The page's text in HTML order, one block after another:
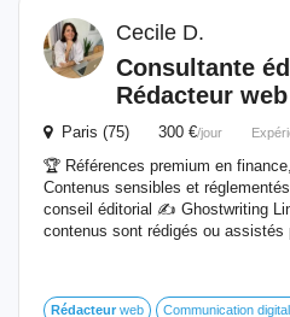
Cecile D.
Consultante
Rédacteur
Paris (75) 300 €/jour
🏆 Références premium en
Contenus sensibles et
conseil éditorial ✍️ Ghostwriting
contenus sont rédigés ou assistés
Rédacteur web Communication